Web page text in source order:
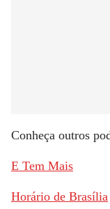
Conheça outros
E Tem Mais
Horário de Brasília